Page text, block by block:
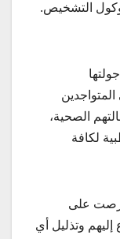
الصحية،
لكافة
على
إليهم وتذليل أي